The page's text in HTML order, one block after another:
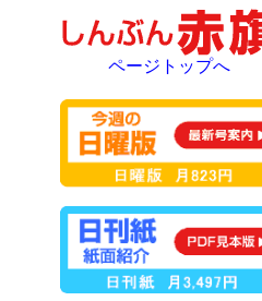
ページトップへ